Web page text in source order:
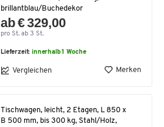
brillantblau/Buchedekor
ab € 329,00
pro St. ab 3 St.
Lieferzeit:innerhalb 1 Woche
Vergleichen Merken
Tischwagen, leicht, 2 Etagen, L 850 x
B 500 mm, bis 300 kg, Stahl/Holz,